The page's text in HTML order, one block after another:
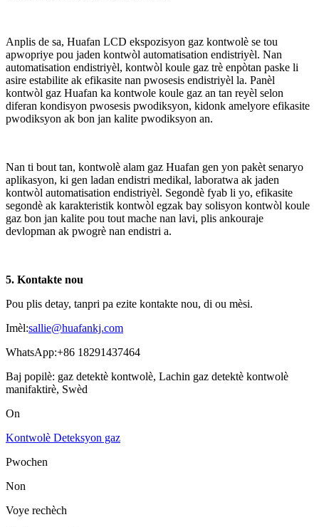
Anplis de sa, Huafan LCD ekspozisyon gaz kontwolè se tou
apwopriye pou jaden kontwòl automatisation endistriyèl. Nan
automatisation endistriyèl, kontwòl koule gaz trè enpòtan paske li
asire estabilite ak efikasite nan pwosesis endistriyèl la. Panèl
kontwòl gaz Huafan ka kontwole koule gaz an tan reyèl selon
diferan kondisyon pwosesis pwodiksyon, kidonk amelyore efikasite
pwodiksyon ak bon jan kalite pwodiksyon an.
Nan ti bout tan, kontwolè alam gaz Huafan gen yon pakèt senaryo
aplikasyon, ki gen ladan endistri medikal, laboratwa ak jaden
kontwòl automatisation endistriyèl. Segondè fyab li yo, efikasite
segondè ak karakteristik kontwòl egzak bay solisyon kontwòl koule
gaz bon jan kalite pou tout mache nan lavi, plis ankouraje
devlopman ak pwogrè nan endistri a.
5. Kontakte nou
Pou plis detay, tanpri pa ezite kontakte nou, di ou mèsi.
Imèl:sallie@huafankj.com
WhatsApp:+86 18291437464
Baj popilè: gaz detektè kontwolè, Lachin gaz detektè kontwolè
manifaktirè, Swèd
On
Kontwolè Deteksyon gaz
Pwochen
Non
Voye rechèch